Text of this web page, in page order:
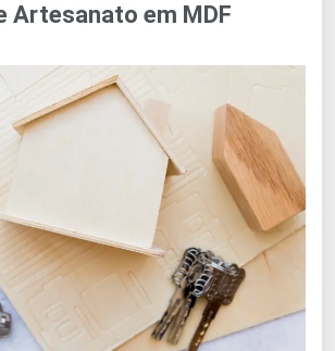
Artesanato em MDF